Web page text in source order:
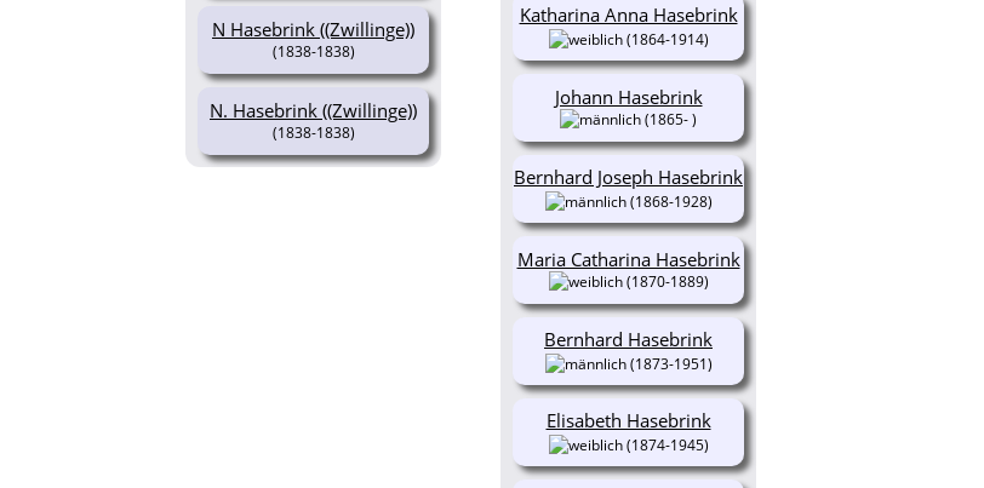
N Hasebrink ((Zwillinge))
(1838-1838)
N. Hasebrink ((Zwillinge))
(1838-1838)
Katharina Anna Hasebrink
(1864-1914)
Johann Hasebrink
(1865- )
Bernhard Joseph Hasebrink
(1868-1928)
Maria Catharina Hasebrink
(1870-1889)
Bernhard Hasebrink
(1873-1951)
Elisabeth Hasebrink
(1874-1945)